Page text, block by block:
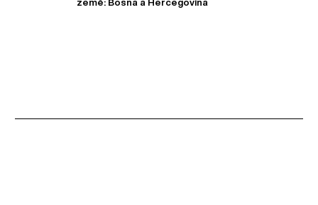
země: Bosna a Hercegovina